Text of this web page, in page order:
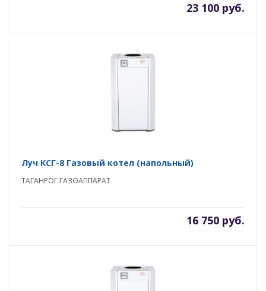
23 100 руб.
Луч КСГ-8 Газовый котел (напольный)
ТАГАНРОГ ГАЗОАППАРАТ
16 750 руб.